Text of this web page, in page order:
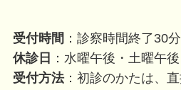
受付時間 ：診察時間終了30
休診日 ：水曜午後・土曜午
受付方法：初診のかたは、